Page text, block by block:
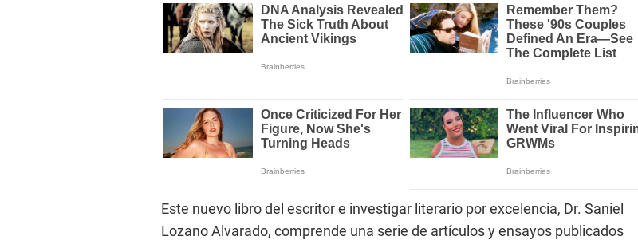
Este nuevo libro del escritor e investigar literario por excelencia, Dr. Saniel
Lozano Alvarado, comprende una serie de artículos y ensayos publicados